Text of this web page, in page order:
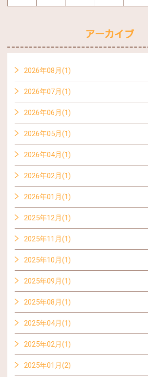
アーカイブ
2026年08月(1)
2026年07月(1)
2026年06月(1)
2026年05月(1)
2026年04月(1)
2026年02月(1)
2026年01月(1)
2025年12月(1)
2025年11月(1)
2025年10月(1)
2025年09月(1)
2025年08月(1)
2025年04月(1)
2025年02月(1)
2025年01月(2)